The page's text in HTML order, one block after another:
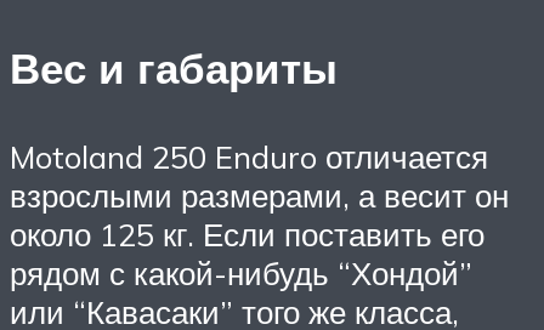
Вес и габариты
Motoland 250 Enduro отличается
взрослыми размерами, а весит он
около 125 кг. Если поставить его
рядом с какой-нибудь “Хондой”
или “Кавасаки” того же класса,